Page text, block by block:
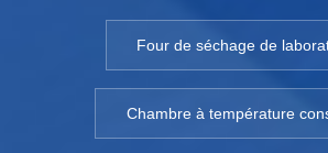
Four de séchage de
Chambre à température